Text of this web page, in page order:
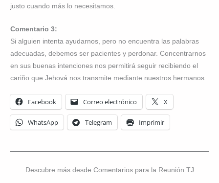
justo cuando más lo necesitamos.
Comentario 3:
Si alguien intenta ayudarnos, pero no encuentra las palabras
adecuadas, debemos ser pacientes y perdonar. Concentrarnos
en sus buenas intenciones nos permitirá seguir recibiendo el
cariño que Jehová nos transmite mediante nuestros hermanos.
Facebook Correo electrónico X
WhatsApp Telegram Imprimir
Descubre más desde Comentarios para la Reunión TJ